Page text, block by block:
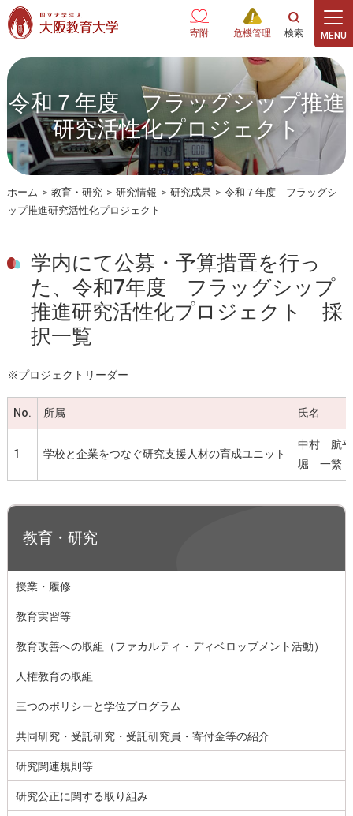
本文へ
寄附 危機管理
令和７年度 フラッグシップ推進
研究活性化プロジェクト
ホーム > 教育・研究 > 研究情報 > 研究成果 > 令和７年度 フラッグシ
ップ推進研究活性化プロジェクト
学内にて公募・予算措置を行っ
た、令和7年度 フラッグシップ
推進研究活性化プロジェクト 採
択一覧
※プロジェクトリーダー
No. 所属 氏名
1 学校と企業をつなぐ研究支援人材の育成ユニット
中村 航
堀 一繁
教育・研究
授業・履修
教育実習等
教育改善への取組（ファカルティ・ディベロップメント活動）
人権教育の取組
三つのポリシーと学位プログラム
共同研究・受託研究・受託研究員・寄付金等の紹介
研究関連規則等
研究公正に関する取り組み